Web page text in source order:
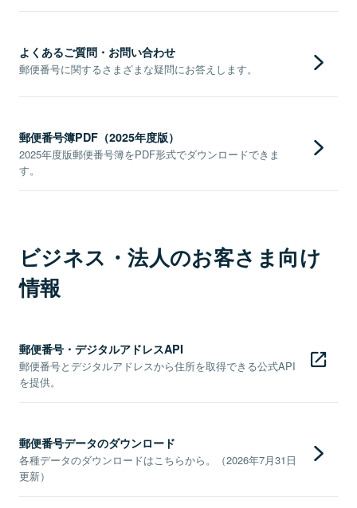
よくあるご質問・お問い合わせ
郵便番号に関するさまざまな疑問にお答えします。
郵便番号簿PDF（2025年度版）
2025年度版郵便番号簿をPDF形式でダウンロードできま
す。
ビジネス・法人のお客さま向け
情報
郵便番号・デジタルアドレスAPI
郵便番号とデジタルアドレスから住所を取得できる公式API
を提供。
郵便番号データのダウンロード
各種データのダウンロードはこちらから。（2026年7月31日
更新）